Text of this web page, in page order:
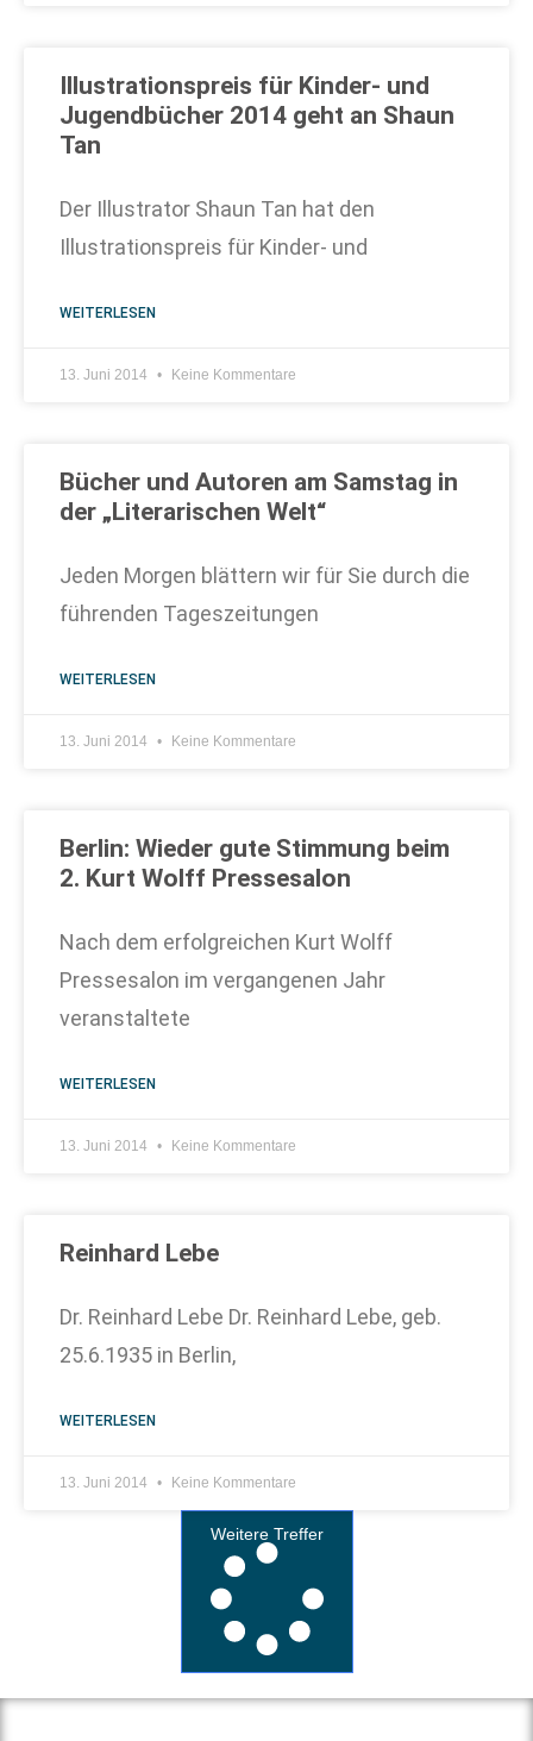
Illustrationspreis für Kinder- und
Jugendbücher 2014 geht an Shaun
Tan
Der Illustrator Shaun Tan hat den
Illustrationspreis für Kinder- und
WEITERLESEN
13. Juni 2014 Keine Kommentare
Bücher und Autoren am Samstag in
der „Literarischen Welt“
Jeden Morgen blättern wir für Sie durch die
führenden Tageszeitungen
WEITERLESEN
13. Juni 2014 Keine Kommentare
Berlin: Wieder gute Stimmung beim
2. Kurt Wolff Pressesalon
Nach dem erfolgreichen Kurt Wolff
Pressesalon im vergangenen Jahr
veranstaltete
WEITERLESEN
13. Juni 2014 Keine Kommentare
Reinhard Lebe
Dr. Reinhard Lebe Dr. Reinhard Lebe, geb.
25.6.1935 in Berlin,
WEITERLESEN
13. Juni 2014 Keine Kommentare
Weitere Treffer